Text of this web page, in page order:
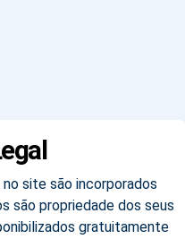
site são incorporados
são propriedade dos seus
gratuitamente